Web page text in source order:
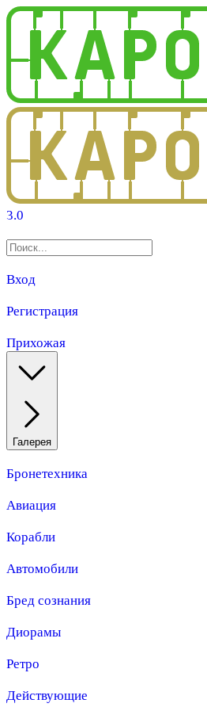
3.0
Вход
Регистрация
Прихожая
Галерея
Бронетехника
Авиация
Корабли
Автомобили
Бред сознания
Диорамы
Ретро
Действующие